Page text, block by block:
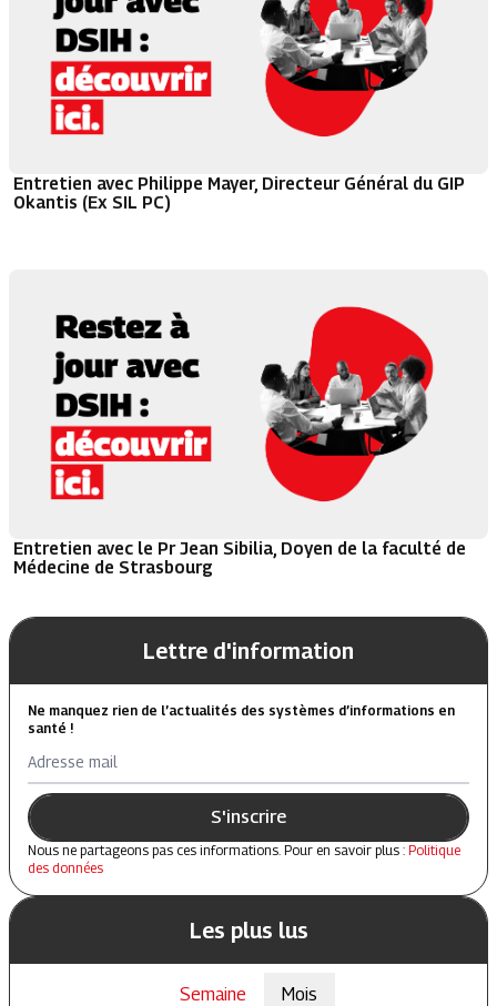
Entretien avec Philippe Mayer, Directeur Général du GIP
Okantis (Ex SIL PC)
Entretien avec le Pr Jean Sibilia, Doyen de la faculté de
Médecine de Strasbourg
Lettre d'information
Ne manquez rien de l’actualités des systèmes d’informations en
santé !
Adresse mail
S'inscrire
Nous ne partageons pas ces informations. Pour en savoir plus : Politique
des données
Les plus lus
Semaine Mois